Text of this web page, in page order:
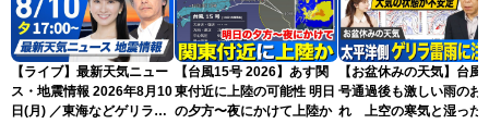
【ライブ】最新天気ニュー
ス・地震情報 2026年8月10
日(月) ／東海などゲリラ雷
【台風15号 2026】あす関
東付近に上陸の可能性 明日
の夕方〜夜にかけて上陸か
【お盆休みの天気】台風
号通過後も激しい雨のお
れ 上空の寒気と湿った